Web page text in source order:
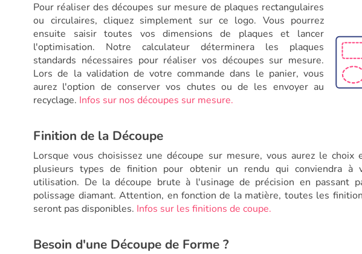
Pour réaliser des découpes sur mesure de plaques rectangulaires
ou circulaires, cliquez simplement sur ce logo. Vous pourrez
ensuite saisir toutes vos dimensions de plaques et lancer
l'optimisation. Notre calculateur déterminera les plaques
standards nécessaires pour réaliser vos découpes sur mesure.
Lors de la validation de votre commande dans le panier, vous
aurez l'option de conserver vos chutes ou de les envoyer au
recyclage. Infos sur nos découpes sur mesure.
Finition de la Découpe
Lorsque vous choisissez une découpe sur mesure, vous aurez le choix
plusieurs types de finition pour obtenir un rendu qui conviendra à
utilisation. De la découpe brute à l'usinage de précision en passant
polissage diamant. Attention, en fonction de la matière, toutes les
seront pas disponibles. Infos sur les finitions de coupe.
Besoin d'une Découpe de Forme ?